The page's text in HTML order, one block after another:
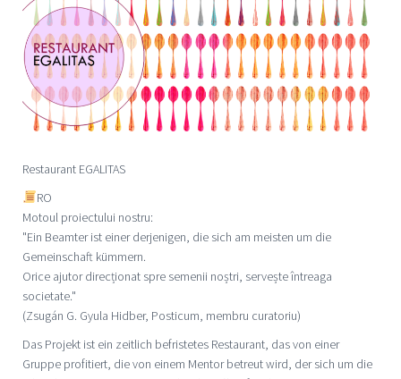
Restaurant EGALITAS
RO
Motoul proiectului nostru:
"Ein Beamter ist einer derjenigen, die sich am meisten um die
Gemeinschaft kümmern.
Orice ajutor direcționat spre semenii noștri, servește întreaga
societate."
(Zsugán G. Gyula Hidber, Posticum, membru curatoriu)
Das Projekt ist ein zeitlich befristetes Restaurant, das von einer
Gruppe profitiert, die von einem Mentor betreut wird, der sich um die